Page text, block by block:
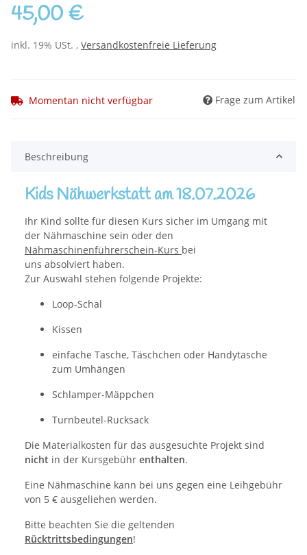
45,00 €
inkl. 19% USt. , Versandkostenfreie Lieferung
Momentan nicht verfügbar Frage zum Artikel
Beschreibung
Kids Nähwerkstatt am 18.07.2026
Ihr Kind sollte für diesen Kurs sicher im Umgang mit
der Nähmaschine sein oder den
Nähmaschinenführerschein-Kurs bei
uns absolviert haben.
Zur Auswahl stehen folgende Projekte:
Loop-Schal
Kissen
einfache Tasche, Täschchen oder Handytasche
zum Umhängen
Schlamper-Mäppchen
Turnbeutel-Rucksack
Die Materialkosten für das ausgesuchte Projekt sind
nicht in der Kursgebühr enthalten.
Eine Nähmaschine kann bei uns gegen eine Leihgebühr
von 5 € ausgeliehen werden.
Bitte beachten Sie die geltenden
Rücktrittsbedingungen!